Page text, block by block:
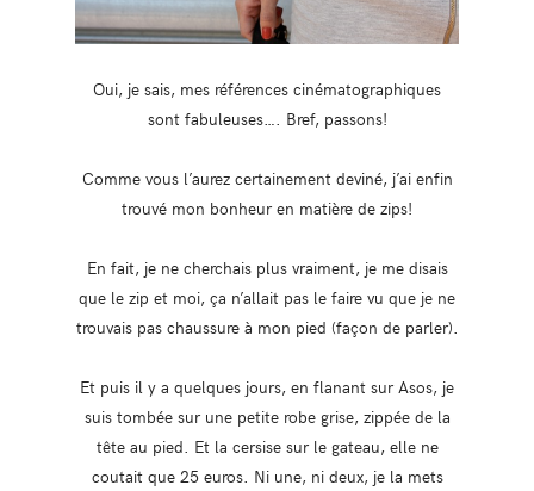
Oui, je sais, mes références cinématographiques
sont fabuleuses…. Bref, passons!
Comme vous l’aurez certainement deviné, j’ai enfin
trouvé mon bonheur en matière de zips!
En fait, je ne cherchais plus vraiment, je me disais
que le zip et moi, ça n’allait pas le faire vu que je ne
trouvais pas chaussure à mon pied (façon de parler).
Et puis il y a quelques jours, en flanant sur Asos, je
suis tombée sur une petite robe grise, zippée de la
tête au pied. Et la cersise sur le gateau, elle ne
coutait que 25 euros. Ni une, ni deux, je la mets